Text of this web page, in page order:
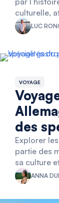
culturelle,
LUC
VOYAGE
des
Explorer
partie des
sa culture
ANNA